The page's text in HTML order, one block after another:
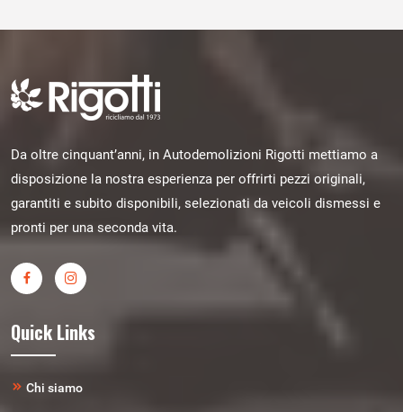
Da oltre cinquant’anni, in Autodemolizioni Rigotti mettiamo a
disposizione la nostra esperienza per offrirti pezzi originali,
garantiti e subito disponibili, selezionati da veicoli dismessi e
pronti per una seconda vita.
Quick Links
Chi siamo